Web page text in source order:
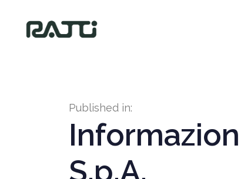
Published in:
S.p.A.